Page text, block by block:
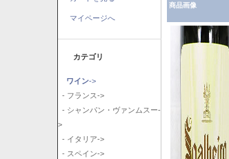
マイページへ
カテゴリ
ワイン->
- フランス->
- シャンパン・ヴァンムスー-
>
- イタリア->
- スペイン->
商品画像